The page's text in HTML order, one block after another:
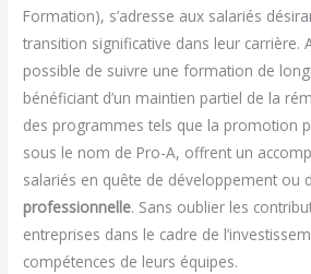
Formation), s’adresse aux salariés
transition significative dans leur carrière.
possible de suivre une formation de
bénéficiant d’un maintien partiel de la
des programmes tels que la promotion
sous le nom de Pro-A, offrent un
salariés en quête de développement ou
professionnelle. Sans oublier les
entreprises dans le cadre de
compétences de leurs équipes.